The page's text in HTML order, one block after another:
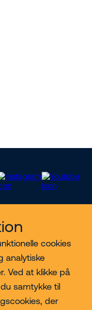
cookies
analytiske
Ved at klikke på
samtykke til
der